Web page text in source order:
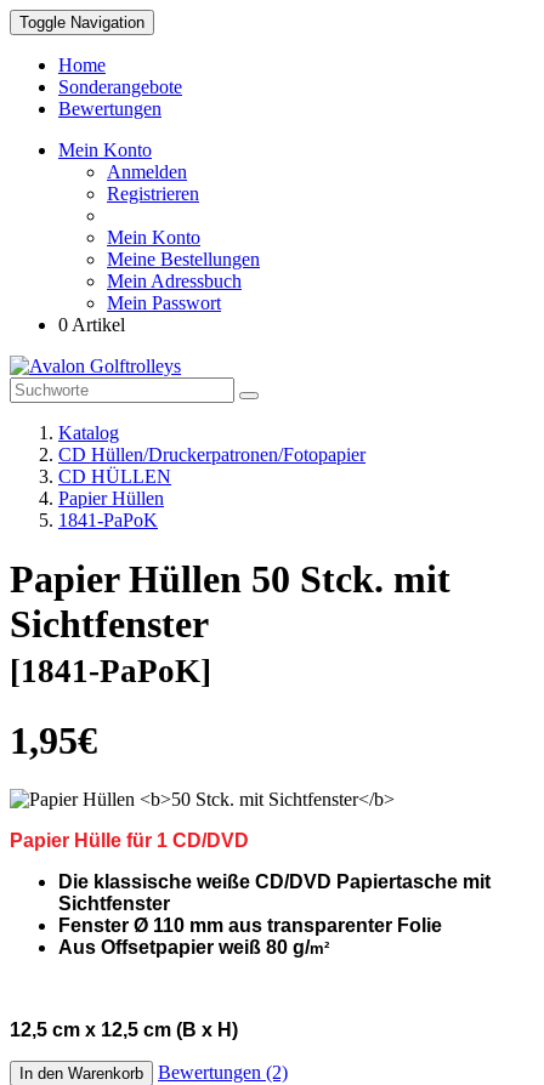
Toggle Navigation
Home
Sonderangebote
Bewertungen
Mein Konto
Anmelden
Registrieren
Mein Konto
Meine Bestellungen
Mein Adressbuch
Mein Passwort
0 Artikel
Katalog
CD Hüllen/Druckerpatronen/Fotopapier
CD HÜLLEN
Papier Hüllen
1841-PaPoK
Papier Hüllen 50 Stck. mit
Sichtfenster
[1841-PaPoK]
1,95€
Papier Hülle für 1 CD/DVD
Die klassische weiße CD/DVD Papiertasche mit
Sichtfenster
Fenster Ø 110 mm aus transparenter Folie
Aus Offsetpapier weiß 80 g/m²
12,5 cm x 12,5 cm (B x H)
In den Warenkorb Bewertungen (2)